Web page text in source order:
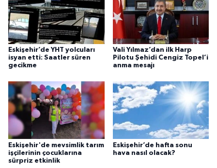
Eskişehir’de YHT yolcuları
isyan etti: Saatler süren
gecikme
Vali Yılmaz’dan ilk Harp
Pilotu Şehidi Cengiz Topel’i
anma mesajı
Eskişehir'de mevsimlik tarım
işçilerinin çocuklarına
sürpriz etkinlik
Eskişehir’de hafta sonu
hava nasıl olacak?